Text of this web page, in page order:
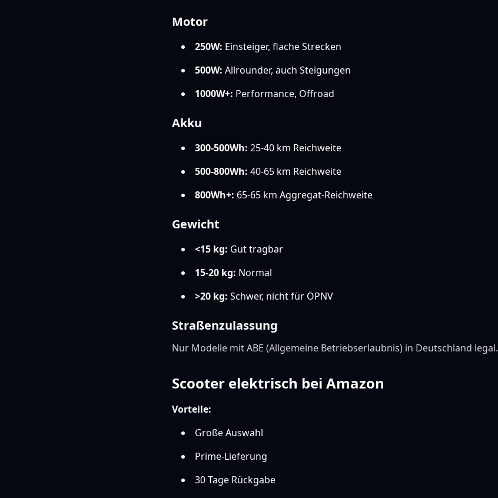
Motor
250W: Einsteiger, flache Strecken
500W: Allrounder, auch Steigungen
1000W+: Performance, Offroad
Akku
300-500Wh: 25-40 km Reichweite
500-800Wh: 40-65 km Reichweite
800Wh+: 65-65 km Aggregat-Reichweite
Gewicht
<15 kg: Gut tragbar
15-20 kg: Normal
>20 kg: Schwer, nicht für ÖPNV
Straßenzulassung
Nur Modelle mit ABE (Allgemeine Betriebserlaubnis) in Deutschland legal.
Scooter elektrisch bei Amazon
Vorteile:
Große Auswahl
Prime-Lieferung
30 Tage Rückgabe